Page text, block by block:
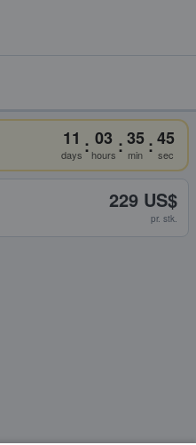
11
days : 03
hours :35
min :45
sec
229 US$
pr. stk.